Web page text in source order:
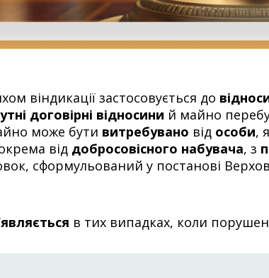
віндикації застосовується до
договірні відносини й майно
може бути витребувано від особи,
від добросовісного набувача, з
сформульований у постанові
в тих випадках, коли